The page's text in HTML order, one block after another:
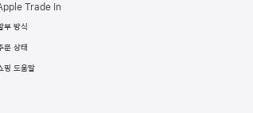
Trade In
부 방식
문 상태
핑 도움말